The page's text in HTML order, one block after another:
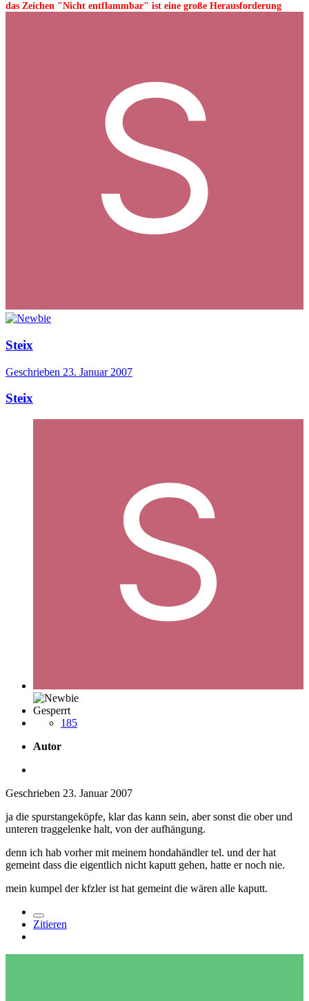
das Zeichen "Nicht entflammbar" ist eine große Herausforderung
Steix
Geschrieben 23. Januar 2007
Steix
Gesperrt
185
Autor
Geschrieben 23. Januar 2007
ja die spurstangeköpfe, klar das kann sein, aber sonst die ober und
unteren traggelenke halt, von der aufhängung.
denn ich hab vorher mit meinem hondahändler tel. und der hat
gemeint dass die eigentlich nicht kaputt gehen, hatte er noch nie.
mein kumpel der kfzler ist hat gemeint die wären alle kaputt.
Zitieren